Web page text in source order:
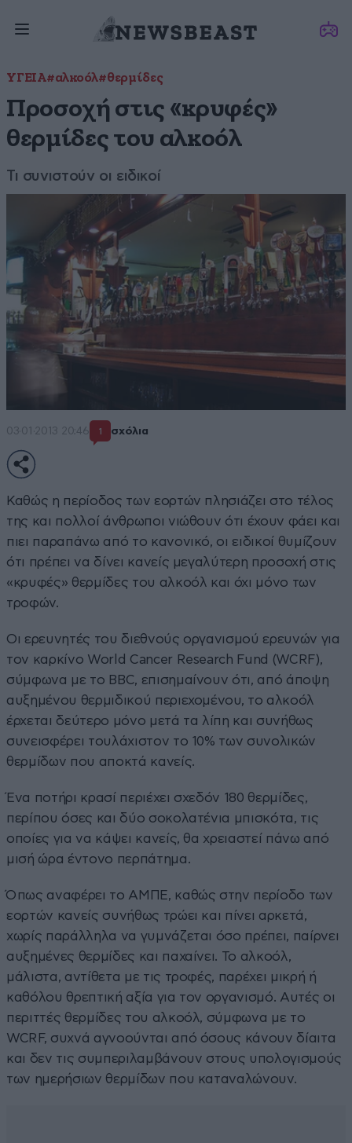
ΥΓΕΙΑ#αλκοόλ#θερμίδες
Προσοχή στις «κρυφές»
θερμίδες του αλκοόλ
Τι συνιστούν οι ειδικοί
03·01·2013 20:46 1 σχόλια
Καθώς η περίοδος των εορτών πλησιάζει στο τέλος
της και πολλοί άνθρωποι νιώθουν ότι έχουν φάει και
πιει παραπάνω από το κανονικό, οι ειδικοί θυμίζουν
ότι πρέπει να δίνει κανείς μεγαλύτερη προσοχή στις
«κρυφές» θερμίδες του αλκοόλ και όχι μόνο των
τροφών.
Οι ερευνητές του διεθνούς οργανισμού ερευνών για
τον καρκίνο World Cancer Research Fund (WCRF),
σύμφωνα με το BBC, επισημαίνουν ότι, από άποψη
αυξημένου θερμιδικού περιεχομένου, το αλκοόλ
έρχεται δεύτερο μόνο μετά τα λίπη και συνήθως
συνεισφέρει τουλάχιστον το 10% των συνολικών
θερμίδων που αποκτά κανείς.
Ένα ποτήρι κρασί περιέχει σχεδόν 180 θερμίδες,
περίπου όσες και δύο σοκολατένια μπισκότα, τις
οποίες για να κάψει κανείς, θα χρειαστεί πάνω από
μισή ώρα έντονο περπάτημα.
Όπως αναφέρει το ΑΜΠΕ, καθώς στην περίοδο των
εορτών κανείς συνήθως τρώει και πίνει αρκετά,
χωρίς παράλληλα να γυμνάζεται όσο πρέπει, παίρνει
αυξημένες θερμίδες και παχαίνει. Το αλκοόλ,
μάλιστα, αντίθετα με τις τροφές, παρέχει μικρή ή
καθόλου θρεπτική αξία για τον οργανισμό. Αυτές οι
περιττές θερμίδες του αλκοόλ, σύμφωνα με το
WCRF, συχνά αγνοούνται από όσους κάνουν δίαιτα
και δεν τις συμπεριλαμβάνουν στους υπολογισμούς
των ημερήσιων θερμίδων που καταναλώνουν.